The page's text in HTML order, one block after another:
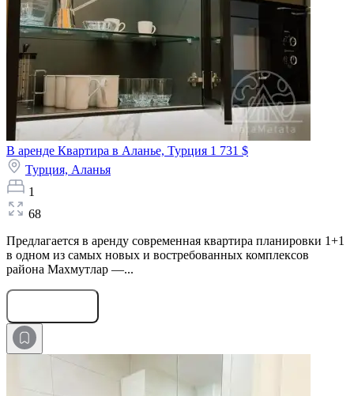
В аренде Квартира в Аланье, Турция 1 731 $
Турция, Аланья
1
68
Предлагается в аренду современная квартира планировки 1+1
в одном из самых новых и востребованных комплексов
района Махмутлар —...